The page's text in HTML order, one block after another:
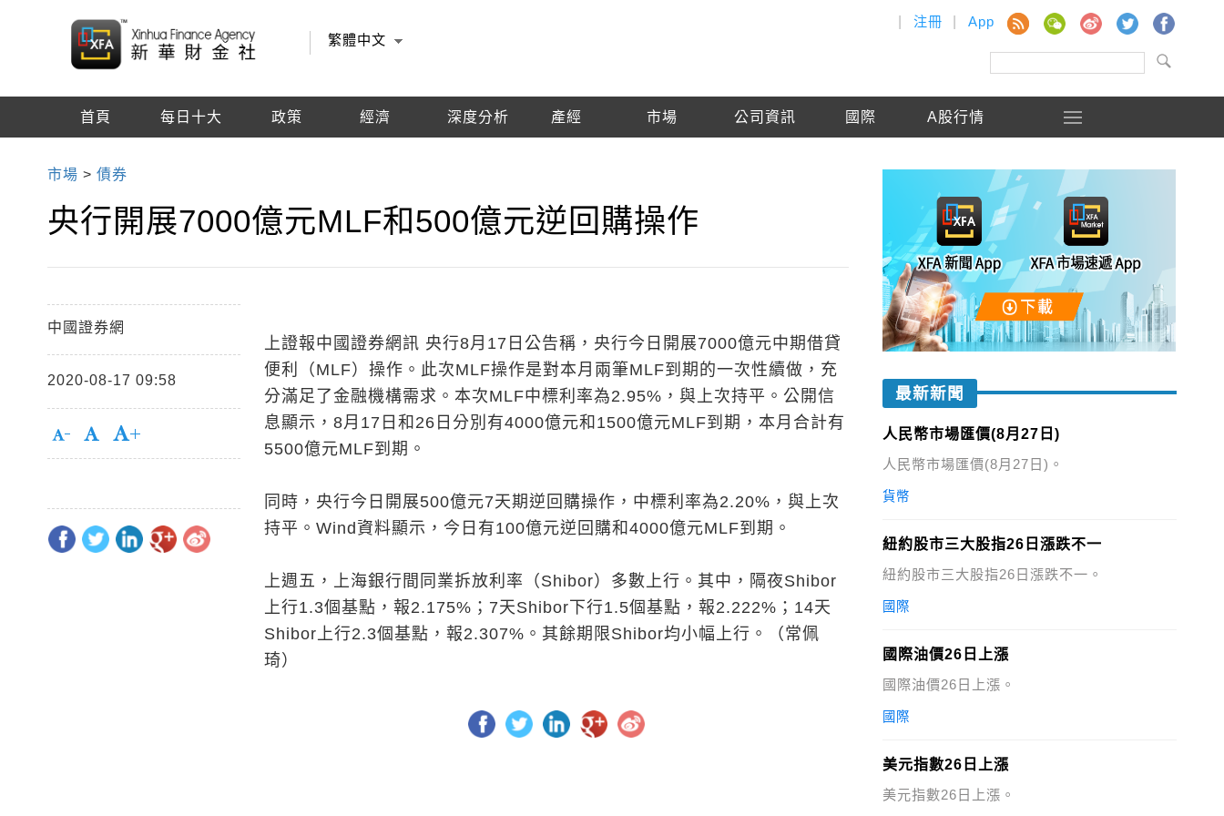
繁體中文
注冊 App
首頁 每日十大 政策 經濟 深度分析 產經 市場 公司資訊 國際 A股行情
市場 >債券
央行開展7000億元MLF和500億元逆回購操作
中國證券網
2020-08-17 09:58
上證報中國證券網訊 央行8月17日公告稱，央行今日開展7000億元中期借貸
便利（MLF）操作。此次MLF操作是對本月兩筆MLF到期的一次性續做，充
分滿足了金融機構需求。本次MLF中標利率為2.95%，與上次持平。公開信
息顯示，8月17日和26日分別有4000億元和1500億元MLF到期，本月合計有
5500億元MLF到期。
同時，央行今日開展500億元7天期逆回購操作，中標利率為2.20%，與上次
持平。Wind資料顯示，今日有100億元逆回購和4000億元MLF到期。
上週五，上海銀行間同業拆放利率（Shibor）多數上行。其中，隔夜Shibor
上行1.3個基點，報2.175%；7天Shibor下行1.5個基點，報2.222%；14天
Shibor上行2.3個基點，報2.307%。其餘期限Shibor均小幅上行。（常佩
琦）
最新新聞
人民幣市場匯價(8月27日)
人民幣市場匯價(8月27日)。
貨幣
紐約股市三大股指26日漲跌不一
紐約股市三大股指26日漲跌不一。
國際
國際油價26日上漲
國際油價26日上漲。
國際
美元指數26日上漲
美元指數26日上漲。